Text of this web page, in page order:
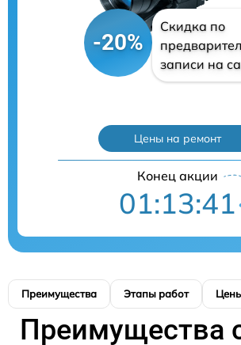
-20%
Скидка по
записи на
Цены на ремонт
Конец акции
01:13:40
Преимущества Этапы работ
Преимущества